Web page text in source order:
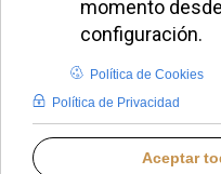
mayo
REDACCIÓN PODCAST DIARIO